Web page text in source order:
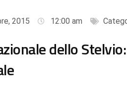
2015 12:00 am
dello